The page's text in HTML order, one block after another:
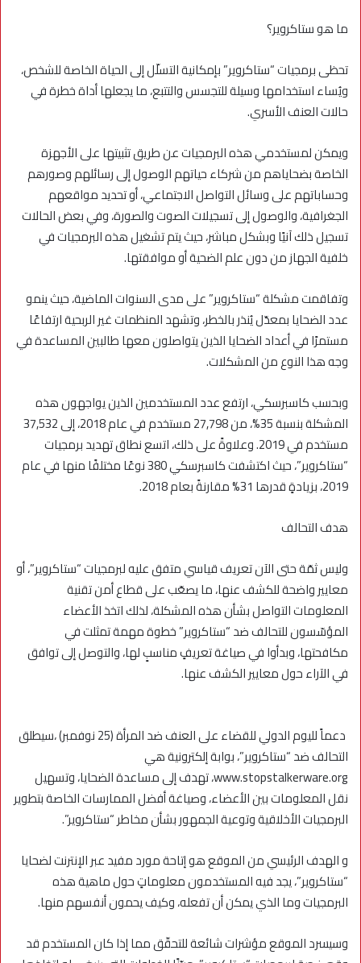
ما هو ستاكروير؟
تحظى برمجيات “ستاكروير” بإمكانية التسلّل إلى الحياة الخاصة للشخص،
ويُساء استخدامها وسيلة للتجسس والتتبع، ما يجعلها أداة خطرة في
حالات العنف الأسري.
ويمكن لمستخدمي هذه البرمجيات عن طريق تثبيتها على الأجهزة
الخاصة بضحاياهم من شركاء حياتهم الوصول إلى رسائلهم وصورهم
وحساباتهم على وسائل التواصل الاجتماعي، أو تحديد مواقعهم
الجغرافية، والوصول إلى تسجيلات الصوت والصورة، وفي بعض الحالات
تسجيل ذلك آنيًا وبشكل مباشر، حيث يتم تشغيل هذه البرمجيات في
خلفية الجهاز من دون علم الضحية أو موافقتها.
وتفاقمت مشكلة “ستاكروير” على مدى السنوات الماضية، حيث ينمو
عدد الضحايا بمعدّل يُنذر بالخطر، وتشهد المنظمات غير الربحية ارتفاعًا
مستمرًا في أعداد الضحايا الذين يتواصلون معها طالبين المساعدة في
وجه هذا النوع من المشكلات.
وبحسب كاسبرسكي، ارتفع عدد المستخدمين الذين يواجهون هذه
المشكلة بنسبة 35%، من 27,798 مستخدم في عام 2018، إلى 37,532
مستخدم في 2019. وعلاوةً على ذلك، اتسع نطاق تهديد برمجيات
“ستاكروير”، حيث اكتشفت كاسبرسكي 380 نوعًا مختلفًا منها في عام
2019، بزيادةٍ قدرها 31% مقارنةً بعام 2018.
هدف التحالف
وليس ثمّة حتى الآن تعريف قياسي متفق عليه لبرمجيات “ستاكروير”، أو
معايير واضحة للكشف عنها، ما يصعّب على قطاع أمن تقنية
المعلومات التواصل بشأن هذه المشكلة، لذلك اتخذ الأعضاء
المؤسّسون للتحالف ضد “ستاكروير” خطوة مهمة تمثلت في
مكافحتها، وبدأوا في صياغة تعريفٍ مناسبٍ لها، والتوصل إلى توافق
في الآراء حول معايير الكشف عنها.
دعماً لليوم الدولي للقضاء على العنف ضد المرأة (25 نوفمبر) ،سيطلق
التحالف ضد “ستاكروير”، بوابة إلكترونية هي
www.stopstalkerware.org، تهدف إلى مساعدة الضحايا، وتسهيل
نقل المعلومات بين الأعضاء، وصياغة أفضل الممارسات الخاصة بتطوير
البرمجيات الأخلاقية وتوعية الجمهور بشأن مخاطر “ستاكروير”.
و الهدف الرئيسي من الموقع هو إتاحة مورد مفيد عبر الإنترنت لضحايا
“ستاكروير”، يجد فيه المستخدمون معلوماتٍ حول ماهية هذه
البرمجيات وما الذي يمكن أن تفعله، وكيف يحمون أنفسهم منها.
وسيسرد الموقع مؤشرات شائعة للتحقّق مما إذا كان المستخدم قد